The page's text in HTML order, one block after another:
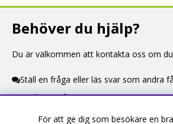
Behöver du hjälp?
Du är välkommen att kontakta oss om
Ställ en fråga eller läs svar som andra
Kontaktuppgifter
För att ge dig som besökare en